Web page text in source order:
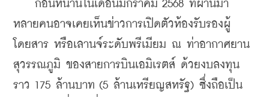
ก่อนหน้านี้ในเดือนมกราคม 2568 ที่ผ่านมา
หลายคนอาจเคยเห็นข่าวการเปิดตัวห้องรับรองผู้
โดยสาร หรือเลานจ์ระดับพรีเมียม ณ ท่าอากาศยาน
สุวรรณภูมิ ของสายการบินเอมิเรตส์ ด้วยงบลงทุน
ราว 175 ล้านบาท (5 ล้านเหรียญสหรัฐ) ซึ่งถือเป็น